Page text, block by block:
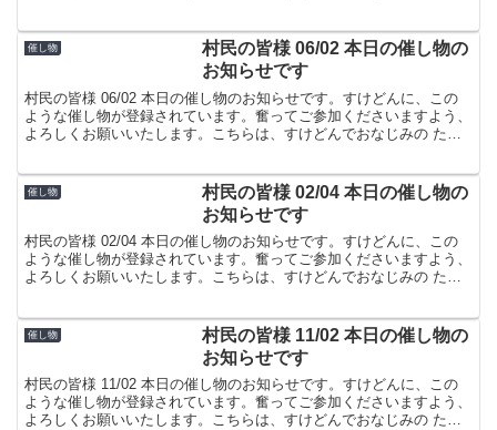
催し物
村民の皆様 06/02 本日の催し物の
お知らせです
村民の皆様 06/02 本日の催し物のお知らせです。すけどんに、この
ような催し物が登録されています。奮ってご参加くださいますよう、
よろしくお願いいたします。こちらは、すけどんでおなじみの たま
催し物
村民の皆様 02/04 本日の催し物の
お知らせです
村民の皆様 02/04 本日の催し物のお知らせです。すけどんに、この
ような催し物が登録されています。奮ってご参加くださいますよう、
よろしくお願いいたします。こちらは、すけどんでおなじみの たま
催し物
村民の皆様 11/02 本日の催し物の
お知らせです
村民の皆様 11/02 本日の催し物のお知らせです。すけどんに、この
ような催し物が登録されています。奮ってご参加くださいますよう、
よろしくお願いいたします。こちらは、すけどんでおなじみの たま